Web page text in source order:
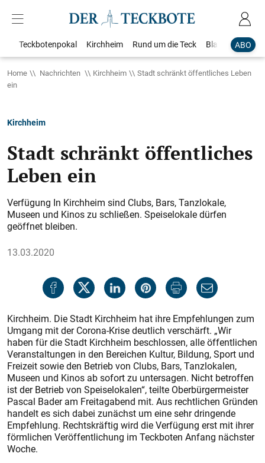
ABO
Teckbotenpokal Kirchheim Rund um die Teck Blaulicht
Home Nachrichten Kirchheim
Stadt schränkt öffentliches Leben
ein
Kirchheim
Stadt schränkt öffentliches
Leben ein
Verfügung In Kirchheim sind Clubs, Bars, Tanzlokale,
Museen und Kinos zu schließen. Speiselokale dürfen
geöffnet bleiben.
13.03.2020
Kirchheim. Die Stadt Kirchheim hat ihre Empfehlungen zum
Umgang mit der Corona-Krise deutlich verschärft. „Wir
haben für die Stadt Kirchheim beschlossen, alle öffentlichen
Veranstaltungen in den Bereichen Kultur, Bildung, Sport und
Freizeit sowie den Betrieb von Clubs, Bars, Tanzlokalen,
Museen und Kinos ab sofort zu untersagen. Nicht betroffen
ist der Betrieb von Speiselokalen“, teilte Oberbürgermeister
Pascal Bader am Freitag­abend mit. Aus rechtlichen Gründen
handelt es sich dabei zunächst um eine sehr dringende
Empfehlung. Rechtskräftig wird die Verfügung erst mit ihrer
förmlichen Veröffentlichung im Teckboten Anfang nächster
Woche.